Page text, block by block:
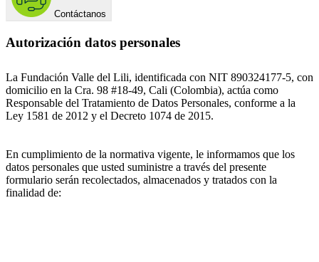
Contáctanos
Autorización datos personales
La Fundación Valle del Lili, identificada con NIT 890324177-5, con
domicilio en la Cra. 98 #18-49, Cali (Colombia), actúa como
Responsable del Tratamiento de Datos Personales, conforme a la
Ley 1581 de 2012 y el Decreto 1074 de 2015.
En cumplimiento de la normativa vigente, le informamos que los
datos personales que usted suministre a través del presente
formulario serán recolectados, almacenados y tratados con la
finalidad de: